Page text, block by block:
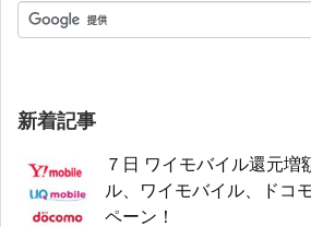
新着記事
７日 ワイモバイル還元増
ル、ワイモバイル、ドコ
ペーン！